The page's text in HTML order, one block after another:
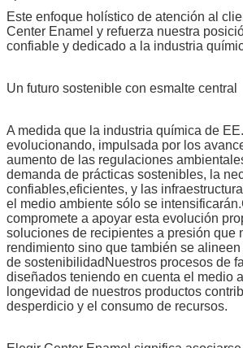
Este enfoque holístico de atención al
Center Enamel y refuerza nuestra
confiable y dedicado a la industria
Un futuro sostenible con esmalte central
A medida que la industria química de
evolucionando, impulsada por los
aumento de las regulaciones
demanda de prácticas sostenibles, la
confiables,eficientes, y las
el medio ambiente sólo se
compromete a apoyar esta evolución
soluciones de recipientes a presión que
rendimiento sino que también se
de sostenibilidadNuestros procesos de
diseñados teniendo en cuenta el medio
longevidad de nuestros productos
desperdicio y el consumo de recursos.